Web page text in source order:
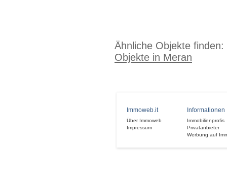
Ähnliche Objekte finden:
Objekte in Meran
Immoweb.it
Über Immoweb
Impressum
Informationen
Immobilienprofis
Privatanbieter
Werbung auf